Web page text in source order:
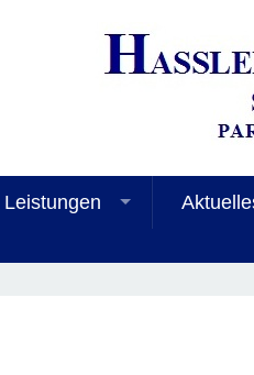
Leistungen